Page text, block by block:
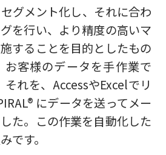
グメント化し、それに合わ
を行い、より精度の高いマ
することを目的としたもの
お客様のデータを手作業で
れを、AccessやExcelでリ
にデータを送ってメー
た。この作業を自動化した
です。